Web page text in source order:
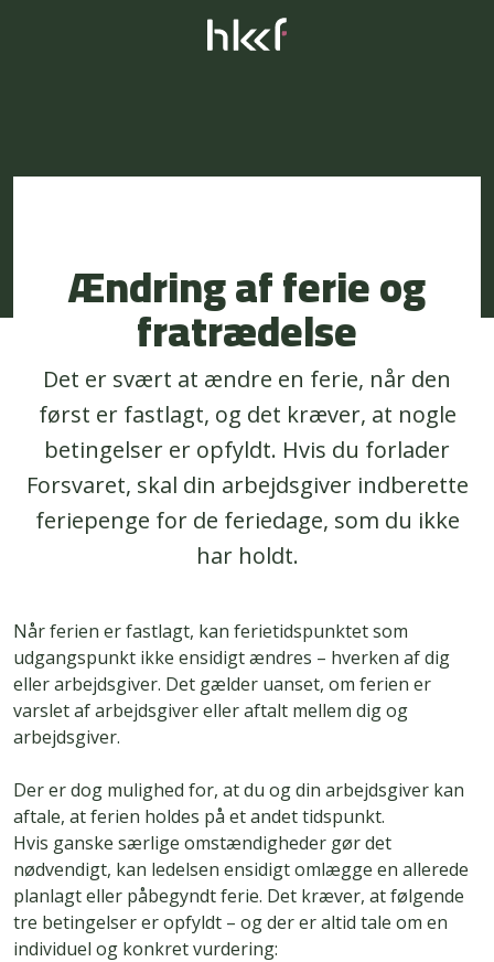
Ændring af ferie og
fratrædelse
Det er svært at ændre en ferie, når den
først er fastlagt, og det kræver, at nogle
betingelser er opfyldt. Hvis du forlader
Forsvaret, skal din arbejdsgiver indberette
feriepenge for de feriedage, som du ikke
har holdt.
Når ferien er fastlagt, kan ferietidspunktet som
udgangspunkt ikke ensidigt ændres – hverken af dig
eller arbejdsgiver. Det gælder uanset, om ferien er
varslet af arbejdsgiver eller aftalt mellem dig og
arbejdsgiver.
Der er dog mulighed for, at du og din arbejdsgiver kan
aftale, at ferien holdes på et andet tidspunkt.
Hvis ganske særlige omstændigheder gør det
nødvendigt, kan ledelsen ensidigt omlægge en allerede
planlagt eller påbegyndt ferie. Det kræver, at følgende
tre betingelser er opfyldt – og der er altid tale om en
individuel og konkret vurdering: